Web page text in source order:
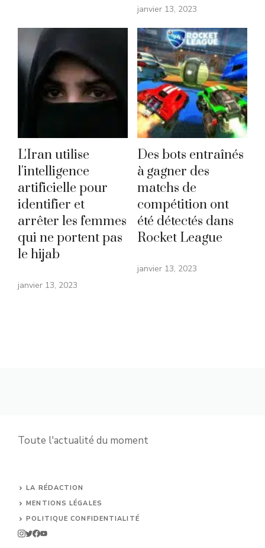
janvier 13, 2023
L'Iran utilise
l'intelligence
artificielle pour
identifier et
arrêter les femmes
qui ne portent pas
le hijab
janvier 13, 2023
Des bots entraînés
à gagner des
matchs de
compétition ont
été détectés dans
Rocket League
janvier 13, 2023
Toute l'actualité du moment
LA RÉDACTION
MENTIONS LÉGALES
POLITIQUE CONFIDENTIALITÉ